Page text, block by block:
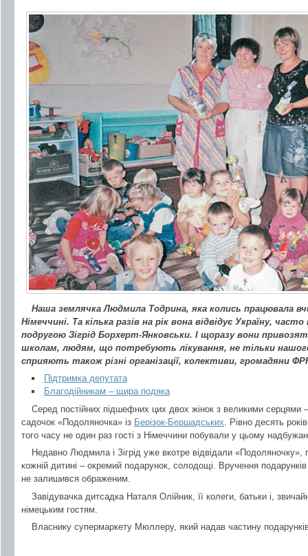
Наша землячка Людмила Тодрина, яка колись працювала
Німеччині. Та кілька разів на рік вона відвідує Україну,
подругою Зігрід Борхерт-Янковськи. І щоразу вони
школам, людям, що потребують лікування, не тільки
сприяють також різні організації, колективи, громадяни
Підтримка депутата
Благодійникам – щира подяка
Серед постійних підшефних цих двох жінок з великими серцями
садочок «Подоляночка» із Берізок-Бершадських . Рівно десять
того часу не один раз гості з Німеччини побували у цьому
Недавно Людмила і Зігрід уже вкотре відвідали «Подоляночку»,
кожній дитині – окремий подарунок, солодощі. Вручення
не залишився ображеним.
Завідувачка дитсадка Наталя Олійник, її колеги, батьки і,
німецьким гостям.
Власнику супермаркету Мюллеру, який надав частину